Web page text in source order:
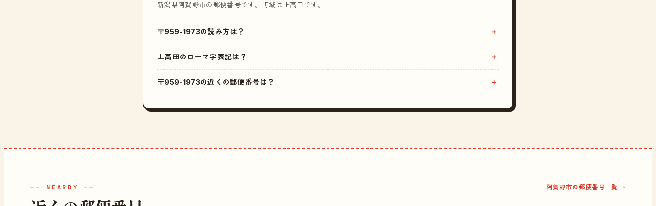
新潟県阿賀野市の郵便番号です。町域は上高田です。
〒959-1973の読み方は？
上高田のローマ字表記は？
〒959-1973の近くの郵便番号は？
—— NEARBY —— 阿賀野市の郵便番号一覧 →